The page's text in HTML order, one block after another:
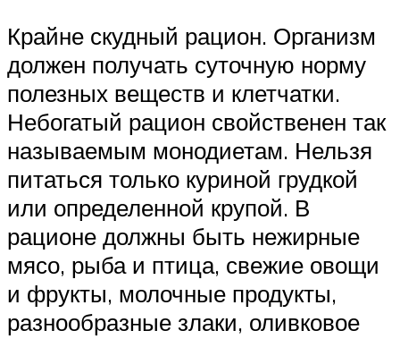
Крайне скудный рацион. Организм
должен получать суточную норму
полезных веществ и клетчатки.
Небогатый рацион свойственен так
называемым монодиетам. Нельзя
питаться только куриной грудкой
или определенной крупой. В
рационе должны быть нежирные
мясо, рыба и птица, свежие овощи
и фрукты, молочные продукты,
разнообразные злаки, оливковое